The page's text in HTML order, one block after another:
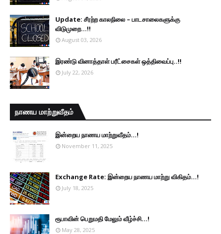
Update: சீரற்ற காலநிலை – பாடசாலைகளுக்கு
விடுமுறை...!!
August 03, 2026
இரண்டு வினாத்தாள் பரீட்சைகள் ஒத்திவைப்பு..!!
July 22, 2026
நாணய மாற்றுவீதம்
இன்றைய நாணய மாற்றுவீதம்...!
November 11, 2025
Exchange Rate: இன்றைய நாணய மாற்று விகிதம்...!
July 18, 2025
ரூபாவின் பெறுமதி மேலும் வீழ்ச்சி...!
May 28, 2025